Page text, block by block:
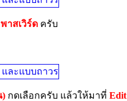
าสเวิร์ด ครับ
) กดเลือกครับ แล้วให้มาที่ Edit